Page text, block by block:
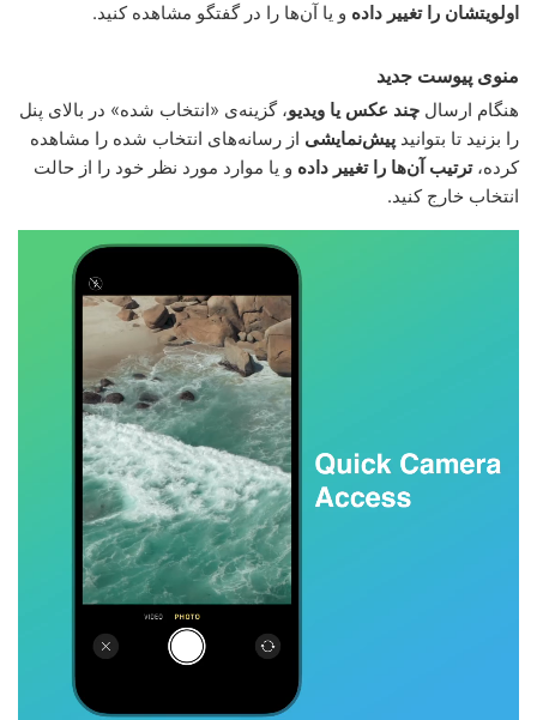
اولویتشان را تغییر داده و یا آن‌ها را در گفتگو مشاهده کنید.
منوی پیوست جدید
هنگام ارسال چند عکس یا ویدیو، گزینه‌ی «انتخاب شده» در بالای پنل
را بزنید تا بتوانید پیش‌نمایشی از رسانه‌های انتخاب شده را مشاهده
کرده،ترتیب آن‌ها را تغییر داده و یا موارد مورد نظر خود را از حالت
انتخاب خارج کنید.